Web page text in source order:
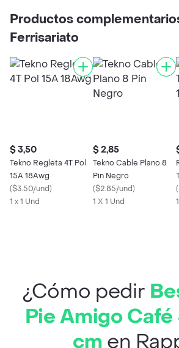
Productos
Ferrisariato
$ 3,50
Tekno Regleta 4T Pol
15A 18Awg
($3.50/und)
1 x 1 Und
$ 2,85
Tekno Cable Plano 8
Pin Negro
($2.85/und)
1 X 1 Und
(
¿Cómo pedir
Pie Amigo
cm en